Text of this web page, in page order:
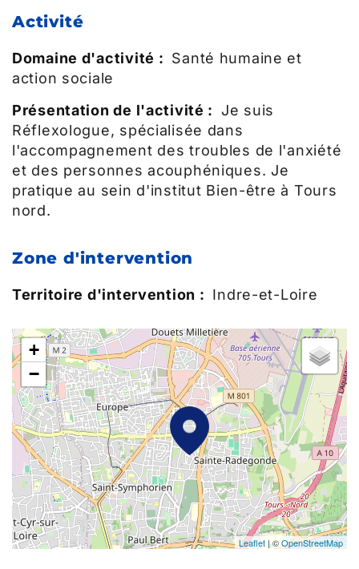
Activité
Domaine d'activité : Santé humaine et
action sociale
Présentation de l'activité :
Je suis
Réflexologue, spécialisée dans
l'accompagnement des troubles de l'anxiété
et des personnes acouphéniques. Je
pratique au sein d'institut Bien-être à Tours
nord.
Zone d'intervention
Territoire d'intervention : Indre-et-Loire
+
−
Leaflet| ©OpenStreetMap